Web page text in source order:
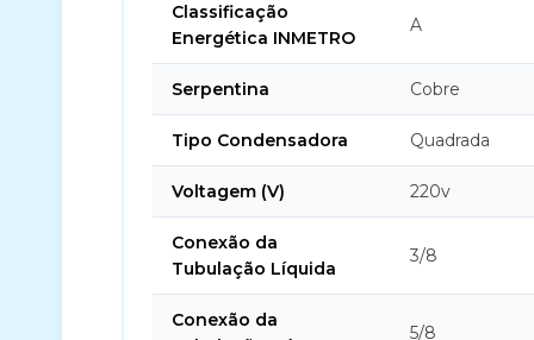
Classificação
Energética INMETRO
A
Serpentina Cobre
Tipo Condensadora Quadrada
Voltagem (V) 220v
Conexão da
Tubulação Líquida
3/8
Conexão da
5/8